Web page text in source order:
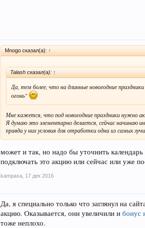
Mnogo сказал(а): ↑
Talash сказал(а): ↑
Да, тем более, что на длинные новогодние
огонь"
Мне кажется, что под новогодние праздники нужно
Я думаю это элементарно делается, сейчас начинаю
правда у них условия для отработки одни из самых
может и так, но надо бы уточнить
подключать это акцию или сейчас или уже
kampaxa 17 дек 2016
Да, я специально только что заглянул на
акцию. Оказывается, они увеличили ибонус
тоже неплохо.